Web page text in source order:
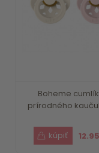
Boheme
prírodného